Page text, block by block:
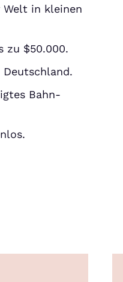
in kleinen
zu $50.000.
Bahn-